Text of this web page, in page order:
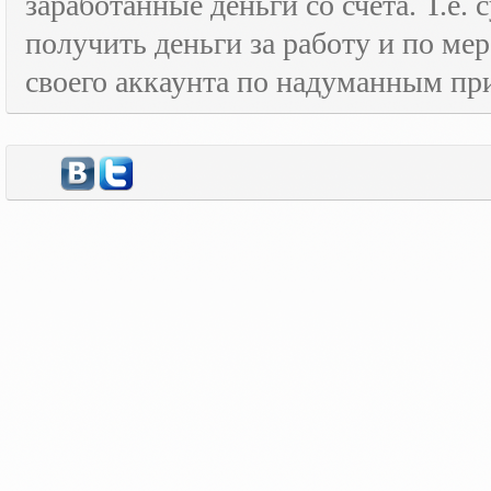
получить деньги за работу и по
своего аккаунта по надуманным